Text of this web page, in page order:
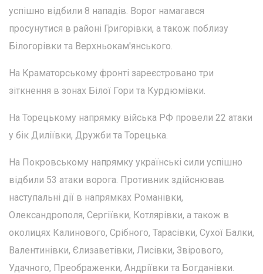
успішно відбили 8 нападів. Ворог намагався
просунутися в районі Григорівки, а також поблизу
Білогорівки та Верхньокам'янського.
На Краматорському фронті зареєстровано три
зіткнення в зонах Білої Гори та Курдюмівки.
На Торецькому напрямку війська РФ провели 22 атаки
у бік Диліївки, Дружби та Торецька.
На Покровському напрямку українські сили успішно
відбили 53 атаки ворога. Противник здійснював
наступальні дії в напрямках Романівки,
Олександрополя, Сергіївки, Котлярівки, а також в
околицях Калинового, Срібного, Тарасівки, Сухої Балки,
Валентинівки, Єлизаветівки, Лисівки, Звірового,
Удачного, Преображенки, Андріївки та Богданівки.